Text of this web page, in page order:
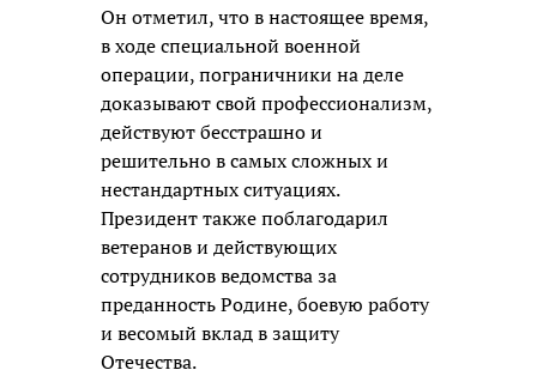
Он отметил, что в настоящее время,
в ходе специальной военной
операции, пограничники на деле
доказывают свой профессионализм,
действуют бесстрашно и
решительно в самых сложных и
нестандартных ситуациях.
Президент также поблагодарил
ветеранов и действующих
сотрудников ведомства за
преданность Родине, боевую работу
и весомый вклад в защиту
Отечества.